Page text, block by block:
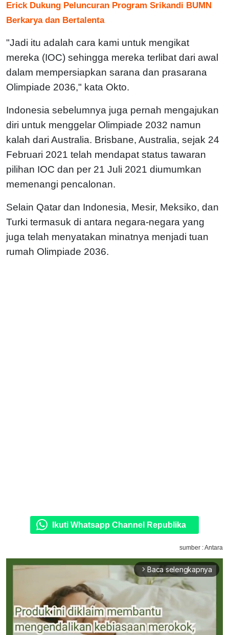
Erick Dukung Peluncuran Program Srikandi BUMN
Berkarya dan Bertalenta
"Jadi itu adalah cara kami untuk mengikat
mereka (IOC) sehingga mereka terlibat dari awal
dalam mempersiapkan sarana dan prasarana
Olimpiade 2036," kata Okto.
Indonesia sebelumnya juga pernah mengajukan
diri untuk menggelar Olimpiade 2032 namun
kalah dari Australia. Brisbane, Australia, sejak 24
Februari 2021 telah mendapat status tawaran
pilihan IOC dan per 21 Juli 2021 diumumkan
memenangi pencalonan.
Selain Qatar dan Indonesia, Mesir, Meksiko, dan
Turki termasuk di antara negara-negara yang
juga telah menyatakan minatnya menjadi tuan
rumah Olimpiade 2036.
Ikuti Whatsapp Channel Republika
sumber : Antara
arrow_forward_ios Baca selengkapnya